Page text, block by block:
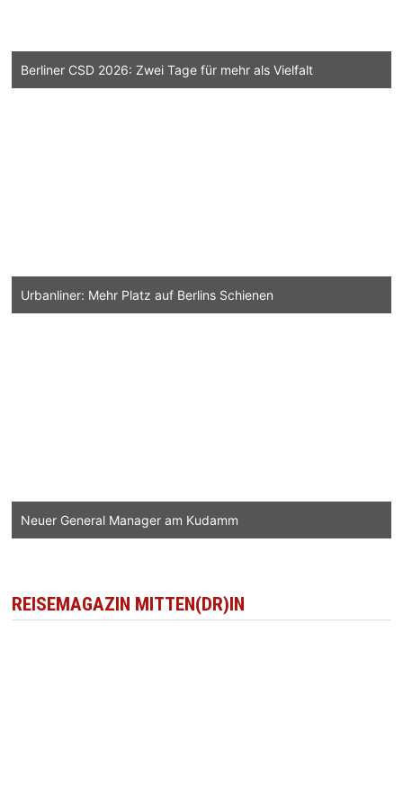
Berliner CSD 2026: Zwei Tage für mehr als Vielfalt
Urbanliner: Mehr Platz auf Berlins Schienen
Neuer General Manager am Kudamm
REISEMAGAZIN MITTEN(DR)IN